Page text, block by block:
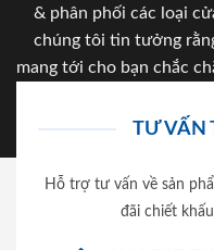
& phân phối các loại
chúng tôi tin tưởng
mang tới cho bạn chắc
TƯ VẤN
Hỗ trợ tư vấn về sản
đãi chiết